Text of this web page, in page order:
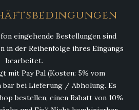
eingehende Bestellungen sind
in der Reihenfolge ihres Eingangs
bearbeitet.
mit Pay Pal (Kosten: 5% vom
bei Lieferung / Abholung. Es
bestellen, einen Rabatt von 10%